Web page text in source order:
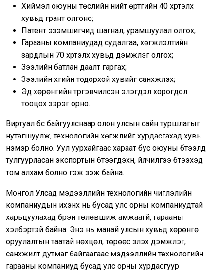
Хиймэл оюуны төслийн нийт өртгийн 40 хүртэлх
хувьд грант олгоно;
Патент эзэмшигчид шагнал, урамшуулал олгох;
Гарааны компаниудад судалгаа, хөгжүүлэлтийн
зардлын 70 хүртэлх хувьд дэмжлэг олгох;
Зээлийн батлан даалт гаргах;
Зээлийн хүүгийн тодорхой хувийг санхүүжүүлэх;
Эд хөрөнгийн түргэвчилсэн элэгдэл хорогдол
тооцох зэрэг орно.
Виртуал бүс байгуулснаар олон улсын сайн туршлагыг
нутагшуулж, технологийн хөгжлийг хурдасгахад хувь
нэмэр болно. Уул уурхайгаас хараат бус оюуны бүтээлд
тулгуурласан экспортын бүтээгдэхүүн, үйлчилгээ бүтээхэд
том алхам болно гэж үзэж байна.
Монгол Улсад мэдээллийн технологийн чиглэлийн
компаниудын ихэнх нь бусад улс орны компаниудтай
харьцуулахад бүрэн төлөвшиж амжаагүй, гарааны
хэлбэртэй байна. Энэ нь манай улсын хувьд хөрөнгө
оруулалтын таатай нөхцөл, төрөөс үзүүлэх дэмжлэг,
санхүүжилт дутмаг байгаагаас мэдээллийн технологийн
гарааны компаниуд бусад улс орны хурдасгуур